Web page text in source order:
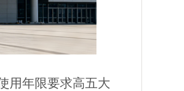
用年限要求高五大